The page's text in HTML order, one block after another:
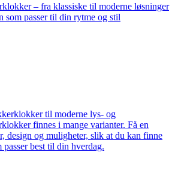
– fra klassiske til moderne løsninger
som passer til din rytme og stil
til moderne lys- og
finnes i mange varianter. Få en
design og muligheter, slik at du kan finne
best til din hverdag.